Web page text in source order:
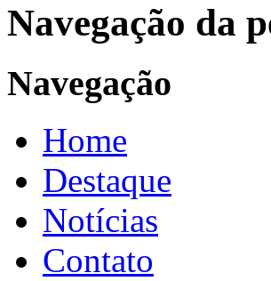
Navegação da
Navegação
Home
Destaque
Notícias
Contato